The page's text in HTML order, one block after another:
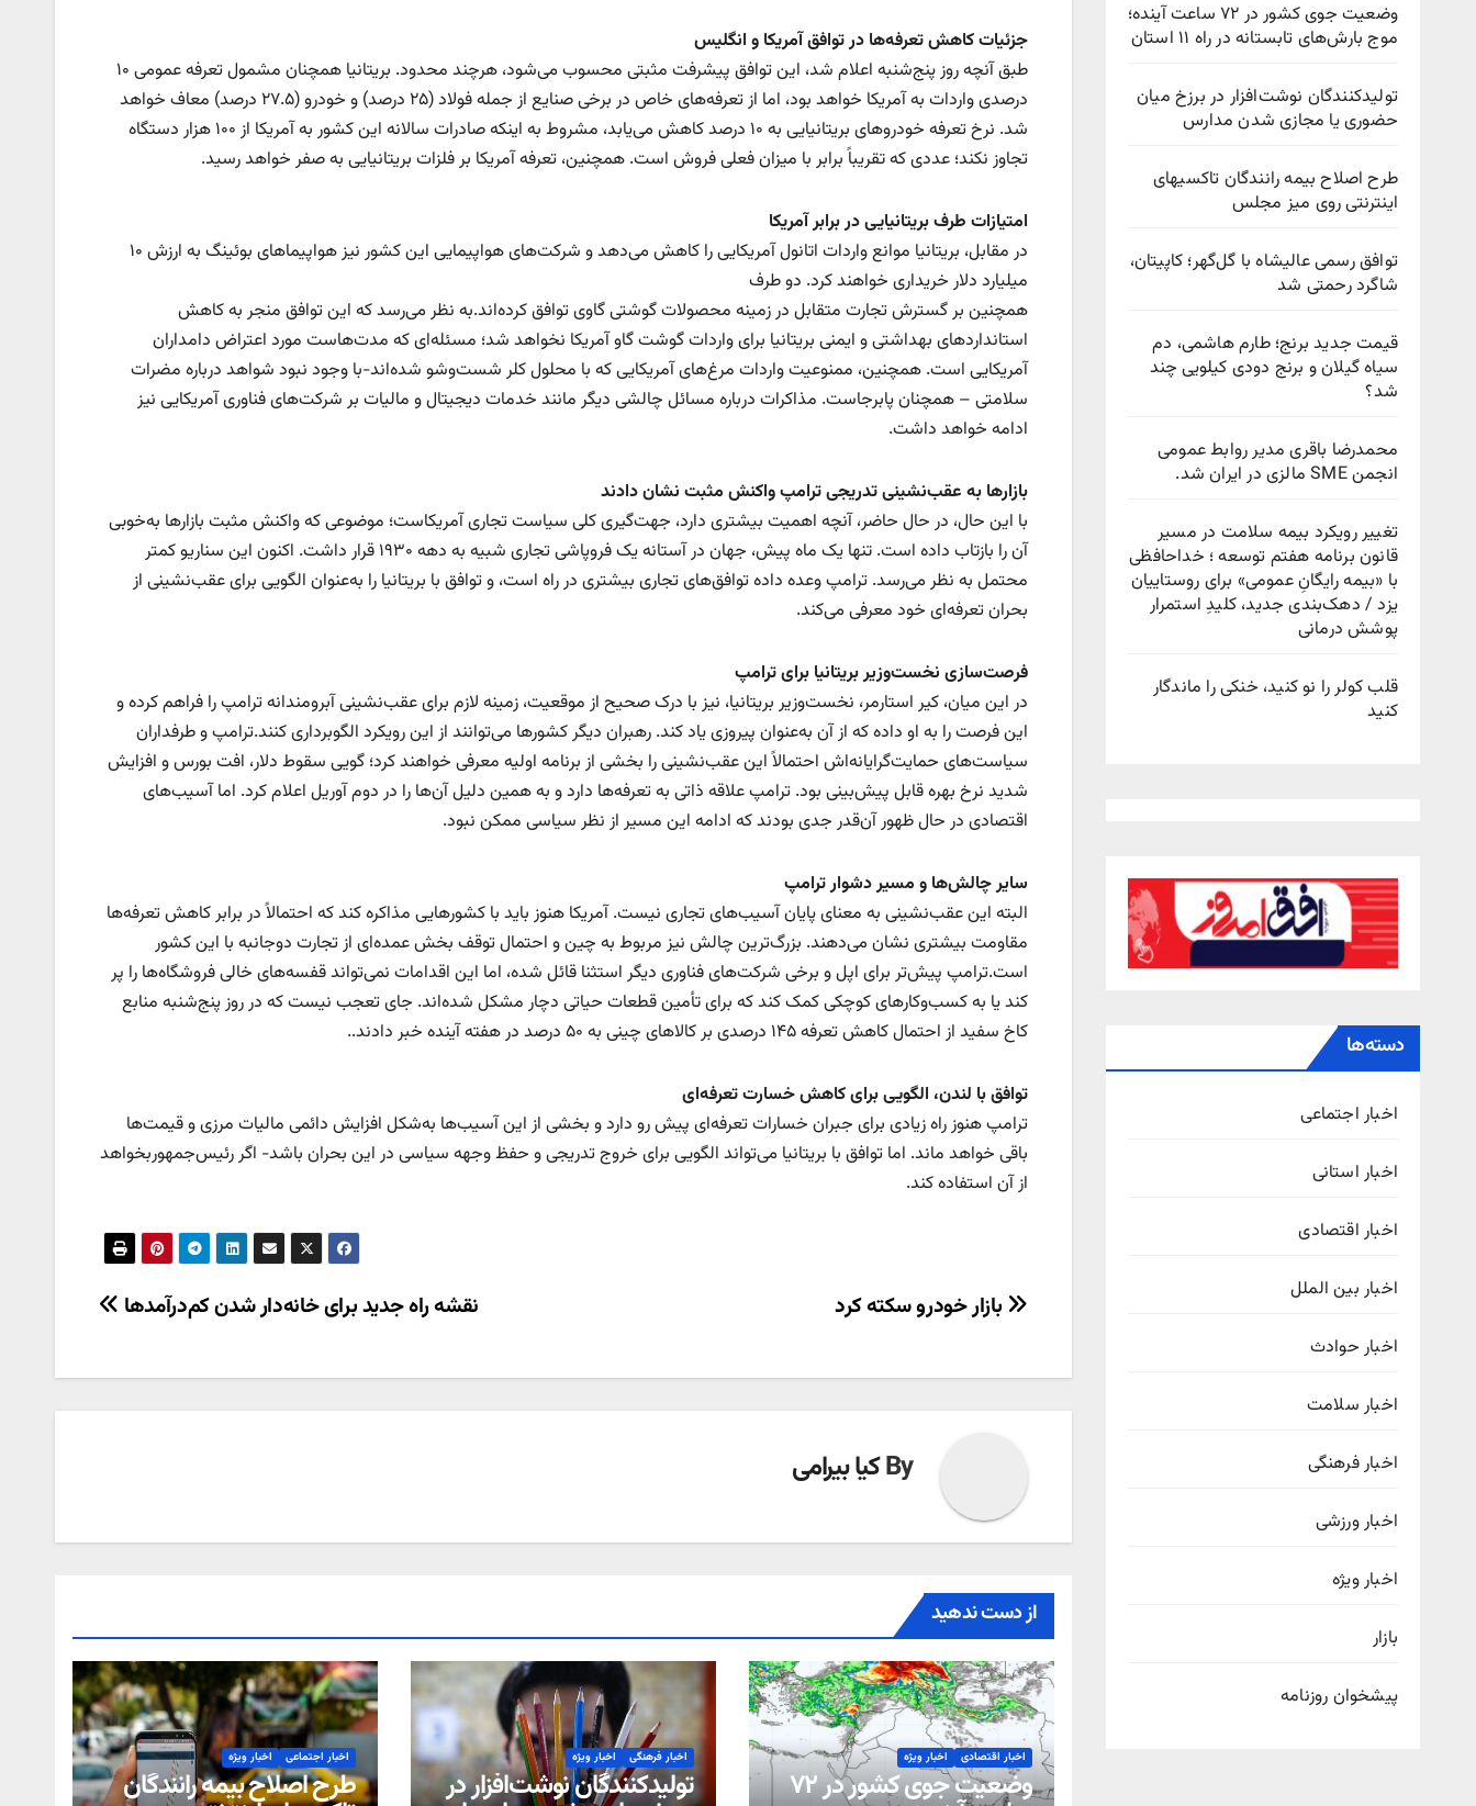
وضعیت جوی کشور در ۷۲ ساعت آینده؛
موج بارش‌های تابستانه در راه ۱۱ استان
تولیدکنندگان نوشت‌افزار در برزخ میان
حضوری یا مجازی شدن مدارس
طرح اصلاح بیمه رانندگان تاکسیهای
اینترنتی روی میز مجلس
توافق رسمی عالیشاه با گل‌گهر؛ کاپیتان،
شاگرد رحمتی شد
قیمت جدید برنج؛ طارم هاشمی، دم
سیاه گیلان و برنج دودی کیلویی چند
شد؟
محمدرضا باقری مدیر روابط عمومی
انجمن SME مالزی در ایران شد.
تغییر رویکرد بیمه سلامت در مسیر
قانون برنامه هفتم توسعه ؛ خداحافظی
با «بیمه رایگانِ عمومی» برای روستاییان
یزد / دهک‌بندی جدید، کلیدِ استمرار
پوشش درمانی
قلب کولر را نو کنید، خنکی را ماندگار
کنید
دسته‌ها
اخبار اجتماعی
اخبار استانی
اخبار اقتصادی
اخبار بین الملل
اخبار حوادث
اخبار سلامت
اخبار فرهنگی
اخبار ورزشی
اخبار ویژه
بازار
پیشخوان روزنامه
جزئیات کاهش تعرفه‌ها در توافق آمریکا و انگلیس
طبق آنچه روز پنج‌شنبه اعلام شد، این توافق پیشرفت مثبتی محسوب می‌شود، هرچند محدود. بریتانیا همچنان مشمول تعرفه عمومی ۱۰
درصدی واردات به آمریکا خواهد بود، اما از تعرفه‌های خاص در برخی صنایع از جمله فولاد (۲۵ درصد) و خودرو (۲۷.۵ درصد) معاف خواهد
شد. نرخ تعرفه خودروهای بریتانیایی به ۱۰ درصد کاهش می‌یابد، مشروط به اینکه صادرات سالانه این کشور به آمریکا از ۱۰۰ هزار دستگاه
تجاوز نکند؛ عددی که تقریباً برابر با میزان فعلی فروش است. همچنین، تعرفه آمریکا بر فلزات بریتانیایی به صفر خواهد رسید.
امتیازات طرف بریتانیایی در برابر آمریکا
در مقابل، بریتانیا موانع واردات اتانول آمریکایی را کاهش می‌دهد و شرکت‌های هواپیمایی این کشور نیز هواپیماهای بوئینگ به ارزش ۱۰
میلیارد دلار خریداری خواهند کرد. دو طرف
همچنین بر گسترش تجارت متقابل در زمینه محصولات گوشتی گاوی توافق کرده‌اند.به نظر می‌رسد که این توافق منجر به کاهش
استانداردهای بهداشتی و ایمنی بریتانیا برای واردات گوشت گاو آمریکا نخواهد شد؛ مسئله‌ای که مدت‌هاست مورد اعتراض دامداران
آمریکایی است. همچنین، ممنوعیت واردات مرغ‌های آمریکایی که با محلول کلر شست‌وشو شده‌اند-با وجود نبود شواهد درباره مضرات
سلامتی – همچنان پابرجاست. مذاکرات درباره مسائل چالشی دیگر مانند خدمات دیجیتال و مالیات بر شرکت‌های فناوری آمریکایی نیز
ادامه خواهد داشت.
بازارها به عقب‌نشینی تدریجی ترامپ واکنش مثبت نشان دادند
با این حال، در حال حاضر، آنچه اهمیت بیشتری دارد، جهت‌گیری کلی سیاست تجاری آمریکاست؛ موضوعی که واکنش مثبت بازارها به‌خوبی
آن را بازتاب داده است. تنها یک ماه پیش، جهان در آستانه یک فروپاشی تجاری شبیه به دهه ۱۹۳۰ قرار داشت. اکنون این سناریو کمتر
محتمل به نظر می‌رسد. ترامپ وعده داده توافق‌های تجاری بیشتری در راه است، و توافق با بریتانیا را به‌عنوان الگویی برای عقب‌نشینی از
بحران تعرفه‌ای خود معرفی می‌کند.
فرصت‌سازی نخست‌وزیر بریتانیا برای ترامپ
در این میان، کیر استارمر، نخست‌وزیر بریتانیا، نیز با درک صحیح از موقعیت، زمینه لازم برای عقب‌نشینی آبرومندانه ترامپ را فراهم کرده و
این فرصت را به او داده که از آن به‌عنوان پیروزی یاد کند. رهبران دیگر کشورها می‌توانند از این رویکرد الگوبرداری کنند.ترامپ و طرفداران
سیاست‌های حمایت‌گرایانه‌اش احتمالاً این عقب‌نشینی را بخشی از برنامه اولیه معرفی خواهند کرد؛ گویی سقوط دلار، افت بورس و افزایش
شدید نرخ بهره قابل پیش‌بینی بود. ترامپ علاقه ذاتی به تعرفه‌ها دارد و به همین دلیل آن‌ها را در دوم آوریل اعلام کرد. اما آسیب‌های
اقتصادی در حال ظهور آن‌قدر جدی بودند که ادامه این مسیر از نظر سیاسی ممکن نبود.
سایر چالش‌ها و مسیر دشوار ترامپ
البته این عقب‌نشینی به معنای پایان آسیب‌های تجاری نیست. آمریکا هنوز باید با کشورهایی مذاکره کند که احتمالاً در برابر کاهش تعرفه‌ها
مقاومت بیشتری نشان می‌دهند. بزرگ‌ترین چالش نیز مربوط به چین و احتمال توقف بخش عمده‌ای از تجارت دوجانبه با این کشور
است.ترامپ پیش‌تر برای اپل و برخی شرکت‌های فناوری دیگر استثنا قائل شده، اما این اقدامات نمی‌تواند قفسه‌های خالی فروشگاه‌ها را پر
کند یا به کسب‌وکارهای کوچکی کمک کند که برای تأمین قطعات حیاتی دچار مشکل شده‌اند. جای تعجب نیست که در روز پنج‌شنبه منابع
کاخ سفید از احتمال کاهش تعرفه ۱۴۵ درصدی بر کالاهای چینی به ۵۰ درصد در هفته آینده خبر دادند..
توافق با لندن، الگویی برای کاهش خسارت تعرفه‌ای
ترامپ هنوز راه زیادی برای جبران خسارات تعرفه‌ای پیش رو دارد و بخشی از این آسیب‌ها به‌شکل افزایش دائمی مالیات مرزی و قیمت‌ها
باقی خواهد ماند. اما توافق با بریتانیا می‌تواند الگویی برای خروج تدریجی و حفظ وجهه سیاسی در این بحران باشد- اگر رئیس‌جمهوربخواهد
از آن استفاده کند.
راهبری
نقشه راه جدید برای خانه‌دار شدن کم‌درآمدها بازار خودرو سکته کرد
Byکیا بیرامی
از دست ندهید
اخبار اقتصادی اخبار ویژه
وضعیت جوی کشور در ۷۲
اخبار فرهنگی اخبار ویژه
تولیدکنندگان نوشت‌افزار در
اخبار اجتماعی اخبار ویژه
طرح اصلاح بیمه رانندگان